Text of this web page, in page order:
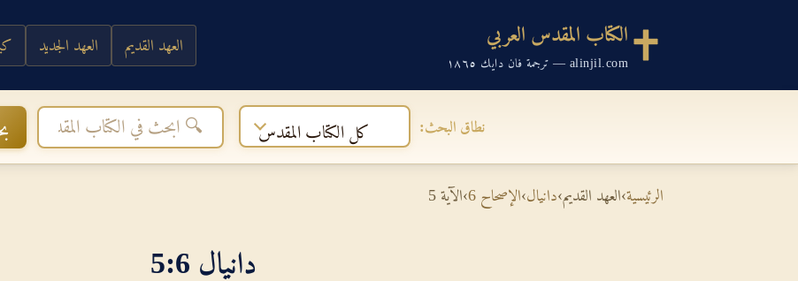
الكتاب المقدس العربي
alinjil.com — ترجمة فان دايك ١٨٦٥
العهد القديم العهد الجديد
نطاق البحث: كل الكتاب المقدس
الرئيسية›العهد القديم›دانيال›الإصحاح 6 ›الآية 5
دانيال 6‏:‏5